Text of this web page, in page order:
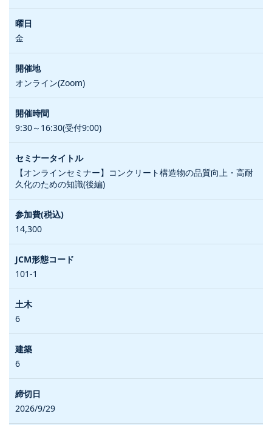
金
オンライン(Zoom)
9:30～16:30(受付9:00)
【オンラインセミナー】コンクリート構造物の品質向上・高耐
久化のための知識(後編)
14,300
101-1
6
6
2026/9/29